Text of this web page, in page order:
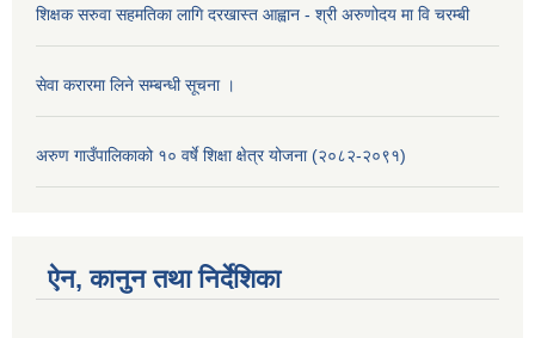
शिक्षक सरुवा सहमतिका लागि दरखास्त आह्वान - श्री अरुणोदय मा वि चरम्बी
सेवा करारमा लिने सम्बन्धी सूचना ।
अरुण गाउँपालिकाको १० वर्षे शिक्षा क्षेत्र योजना (२०८२-२०९१)
ऐन, कानुन तथा निर्देशिका